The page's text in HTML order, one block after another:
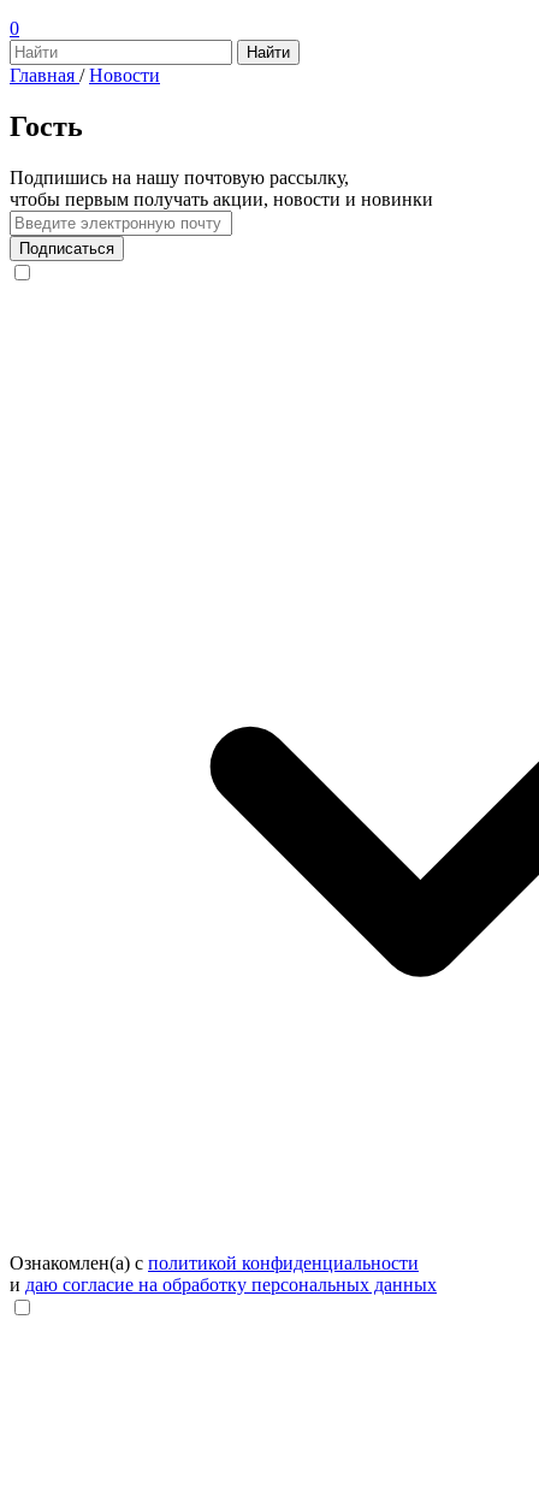
0
Главная / Новости
Гость
Подпишись на нашу почтовую рассылку,
чтобы первым получать акции, новости и новинки
Подписаться
Ознакомлен(а) с политикой конфиденциальности
и даю согласие на обработку персональных данных